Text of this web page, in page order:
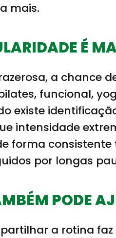
mais.
É
a chance
funcional,
existe
intensidade
forma
por longas
PODE
a rotina